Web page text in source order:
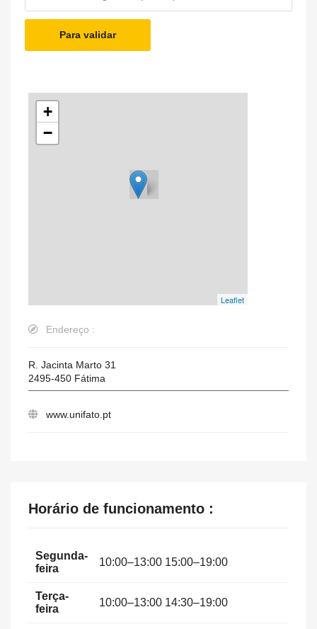
Para validar
+
−
Leaflet
Endereço :
R. Jacinta Marto 31
2495-450 Fátima
www.unifato.pt
Horário de funcionamento :
Segunda-
feira
10:00–13:00 15:00–19:00
Terça-
feira
10:00–13:00 14:30–19:00